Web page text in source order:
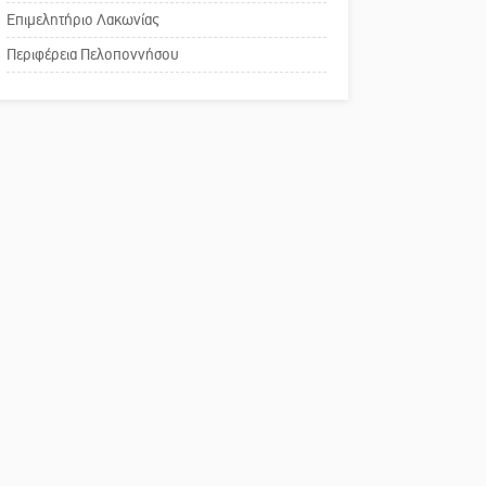
χρωμάτων στη Νεάπολη
Το δικό σας σχόλιο:
Παράδειγμα κοινωνικής
Επιμελητήριο Λακωνίας
Περιφέρεια Πελοποννήσου